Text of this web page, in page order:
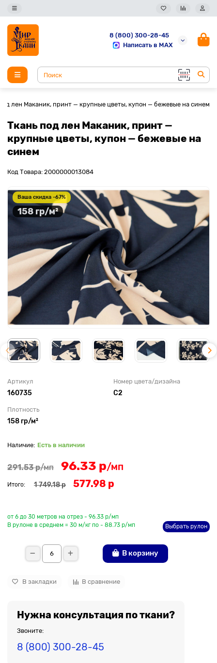
8 (800) 300-28-45
Написать в MAX
лен Маканик, принт — крупные цветы, купон — бежевые на синем
Ткань под лен Маканик, принт —
крупные цветы, купон — бежевые на
синем
Код Товара: 2000000013084
Ваша скидка -67%
158 гр/м²
Артикул
160735
Номер цвета/дизайна
С2
Плотность
158 гр/м²
Есть в наличии
291.53 р/мп 96.33 р/мп
Итого: 1 749.18 р 577.98 р
от 6 до 30 метров на отрез - 96.33 р/мп
В рулоне в среднем = 30 м/кг по - 88.73 р/мп
Выбрать рулон
В корзину
В закладки В сравнение
Нужна консультация по ткани?
Звоните:
8 (800) 300-28-45